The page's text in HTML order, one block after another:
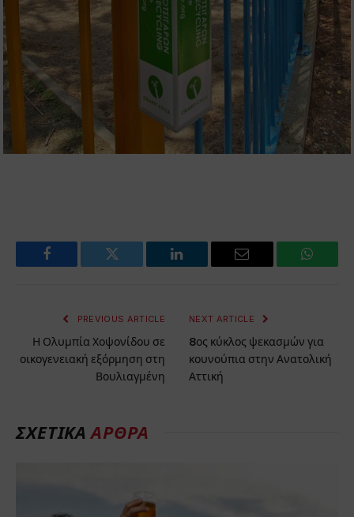
Facebook Twitter LinkedIn Email
PREVIOUS ARTICLE
Η Ολυμπία Χοψονίδου σε
οικογενειακή εξόρμηση στη
Βουλιαγμένη
NEXT ARTICLE
8ος κύκλος ψεκασμών για
κουνούπια στην Ανατολική
Αττική
ΣΧΕΤΙΚΑΑΡΘΡΑ